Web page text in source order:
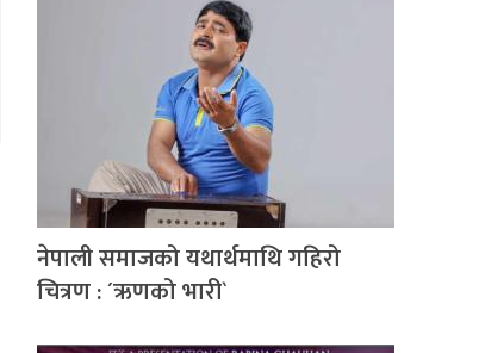
नेपाली समाजको यथार्थमाथि गहिरो
चित्रण : ´ऋणको भारी`